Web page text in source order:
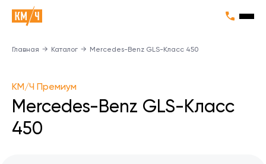
Главная → Каталог → Mercedes-Benz GLS-Класс 450
КМ/Ч Премиум
Mercedes-Benz GLS-Класс
450